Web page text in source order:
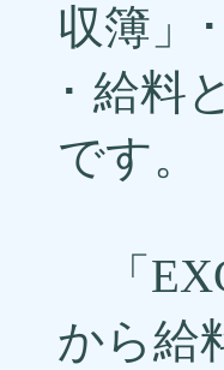
収簿」
･ 給料
です。
「
から給